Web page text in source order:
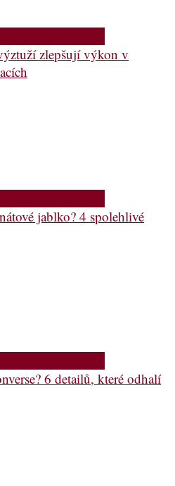
zlepšují výkon v
jablko? 4 spolehlivé
6 detailů, které odhalí